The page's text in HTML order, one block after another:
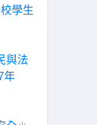
學生
與法
年